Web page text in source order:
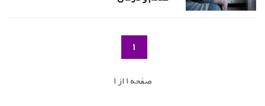
1
صفحه 1 از 1